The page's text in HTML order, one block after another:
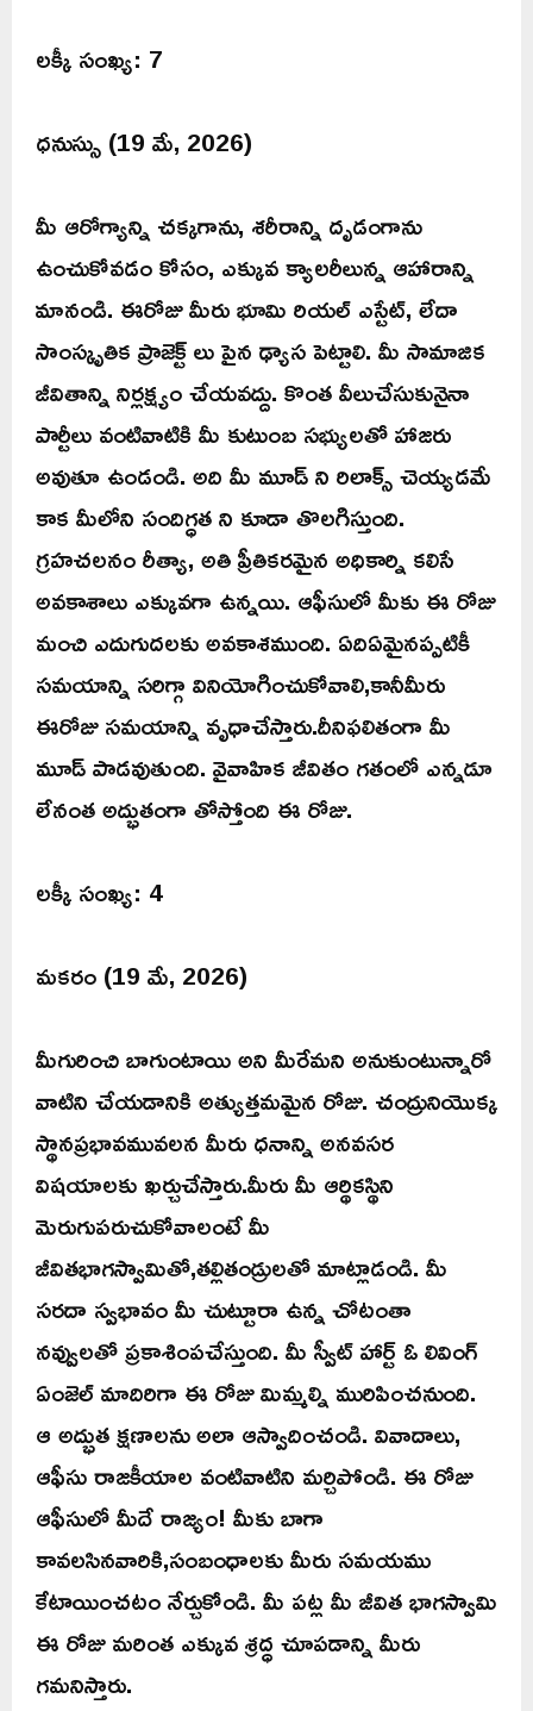
లక్కీ సంఖ్య: 7
ధనుస్సు (19 మే, 2026)
మీ ఆరోగ్యాన్ని చక్కగాను, శరీరాన్ని దృడంగాను
ఉంచుకోవడం కోసం, ఎక్కువ క్యాలరీలున్న ఆహారాన్ని
మానండి. ఈరోజు మీరు భూమి రియల్ ఎస్టేట్, లేదా
సాంస్కృతిక ప్రాజెక్ట్ లు పైన ఢ్యాస పెట్టాలి. మీ సామాజిక
జీవితాన్ని నిర్లక్ష్యం చేయవద్దు. కొంత వీలుచేసుకునైనా
పార్టీలు వంటివాటికి మీ కుటుంబ సభ్యులతో హాజరు
అవుతూ ఉండండి. అది మీ మూడ్ ని రిలాక్స్ చెయ్యడమే
కాక మీలోని సందిగ్ధత ని కూడా తొలగిస్తుంది.
గ్రహచలనం రీత్యా, అతి ప్రీతికరమైన అధికార్ని కలిసే
అవకాశాలు ఎక్కువగా ఉన్నయి. ఆఫీసులో మీకు ఈ రోజు
మంచి ఎదుగుదలకు అవకాశముంది. ఏదిఏమైనప్పటికీ
సమయాన్ని సరిగ్గా వినియోగించుకోవాలి,కానీమీరు
ఈరోజు సమయాన్ని వృధాచేస్తారు.దీనిఫలితంగా మీ
మూడ్ పాడవుతుంది. వైవాహిక జీవితం గతంలో ఎన్నడూ
లేనంత అద్భుతంగా తోస్తోంది ఈ రోజు.
లక్కీ సంఖ్య: 4
మకరం (19 మే, 2026)
మీగురించి బాగుంటాయి అని మీరేమని అనుకుంటున్నారో
వాటిని చేయడానికి అత్యుత్తమమైన రోజు. చంద్రునియొక్క
స్థానప్రభావమువలన మీరు ధనాన్ని అనవసర
విషయాలకు ఖర్చుచేస్తారు.మీరు మీ ఆర్థికస్థిని
మెరుగుపరుచుకోవాలంటే మీ
జీవితభాగస్వామితో,తల్లితండ్రులతో మాట్లాడండి. మీ
సరదా స్వభావం మీ చుట్టూరా ఉన్న చోటంతా
నవ్వులతో ప్రకాశింపచేస్తుంది. మీ స్వీట్ హార్ట్ ఓ లివింగ్
ఏంజెల్ మాదిరిగా ఈ రోజు మిమ్మల్ని మురిపించనుంది.
ఆ అద్భుత క్షణాలను అలా ఆస్వాదించండి. వివాదాలు,
ఆఫీసు రాజకీయాల వంటివాటిని మర్చిపోండి. ఈ రోజు
ఆఫీసులో మీదే రాజ్యం! మీకు బాగా
కావలసినవారికి,సంబంధాలకు మీరు సమయము
కేటాయించటం నేర్చుకోండి. మీ పట్ల మీ జీవిత భాగస్వామి
ఈ రోజు మరింత ఎక్కువ శ్రద్ధ చూపడాన్ని మీరు
గమనిస్తారు.